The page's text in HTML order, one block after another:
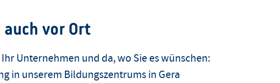
vor Ort
Unternehmen und da, wo Sie es wünschen:
in unserem Bildungszentrums in Gera